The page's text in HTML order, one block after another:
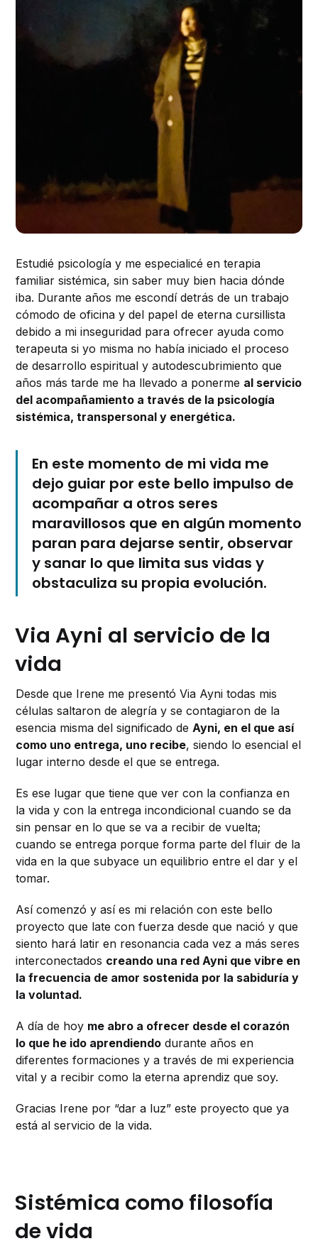
Estudié psicología y me especialicé en terapia
familiar sistémica, sin saber muy bien hacia dónde
iba. Durante años me escondí detrás de un trabajo
cómodo de oficina y del papel de eterna cursillista
debido a mi inseguridad para ofrecer ayuda como
terapeuta si yo misma no había iniciado el proceso
de desarrollo espiritual y autodescubrimiento que
años más tarde me ha llevado a ponerme al servicio
del acompañamiento a través de la psicología
sistémica, transpersonal y energética.
En este momento de mi vida me
dejo guiar por este bello impulso de
acompañar a otros seres
maravillosos que en algún momento
paran para dejarse sentir, observar
y sanar lo que limita sus vidas y
obstaculiza su propia evolución.
Via Ayni al servicio de la
vida
Desde que Irene me presentó Via Ayni todas mis
células saltaron de alegría y se contagiaron de la
esencia misma del significado de Ayni, en el que así
como uno entrega, uno recibe, siendo lo esencial el
lugar interno desde el que se entrega.
Es ese lugar que tiene que ver con la confianza en
la vida y con la entrega incondicional cuando se da
sin pensar en lo que se va a recibir de vuelta;
cuando se entrega porque forma parte del fluir de la
vida en la que subyace un equilibrio entre el dar y el
tomar.
Así comenzó y así es mi relación con este bello
proyecto que late con fuerza desde que nació y que
siento hará latir en resonancia cada vez a más seres
interconectados creando una red Ayni que vibre en
la frecuencia de amor sostenida por la sabiduría y
la voluntad.
A día de hoy me abro a ofrecer desde el corazón
lo que he ido aprendiendo durante años en
diferentes formaciones y a través de mi experiencia
vital y a recibir como la eterna aprendiz que soy.
Gracias Irene por “dar a luz” este proyecto que ya
está al servicio de la vida.
Sistémica como filosofía
de vida